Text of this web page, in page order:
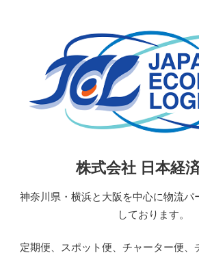
経
流
株式会社 日本経
神奈川県・横浜と大阪を中心に物流パ
しております。
定期便、スポット便、チャーター便、